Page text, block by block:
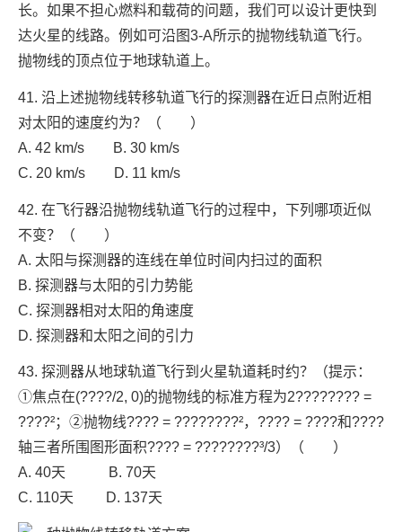
长。如果不担心燃料和载荷的问题，我们可以设计更快到
达火星的线路。例如可沿图3-A所示的抛物线轨道飞行。
抛物线的顶点位于地球轨道上。
41. 沿上述抛物线转移轨道飞行的探测器在近日点附近相
对太阳的速度约为？（ ）
A. 42 km/s B. 30 km/s
C. 20 km/s D. 11 km/s
42. 在飞行器沿抛物线轨道飞行的过程中，下列哪项近似
不变？（ ）
A. 太阳与探测器的连线在单位时间内扫过的面积
B. 探测器与太阳的引力势能
C. 探测器相对太阳的角速度
D. 探测器和太阳之间的引力
43. 探测器从地球轨道飞行到火星轨道耗时约？（提示：
①焦点在(????/2, 0)的抛物线的标准方程为2???????? =
????²；②抛物线???? = ????????²，???? = ????和????
轴三者所围图形面积???? = ????????³/3）（ ）
A. 40天 B. 70天
C. 110天 D. 137天